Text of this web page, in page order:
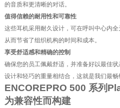
的音质和更清晰的对话。
值得信赖的耐用性和可靠性
这些耳机采用耐久设计，可在呼叫中心内
从而节省了组织机构的时间和成本。
享受舒适感和精确的控制
确保您的员工佩戴舒适，并准备好以最佳
设计和轻巧的重量相结合，这就是我们最畅
ENCOREPRO 500 系列
为兼容性而构建